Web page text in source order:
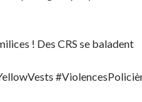
! Des CRS se baladent